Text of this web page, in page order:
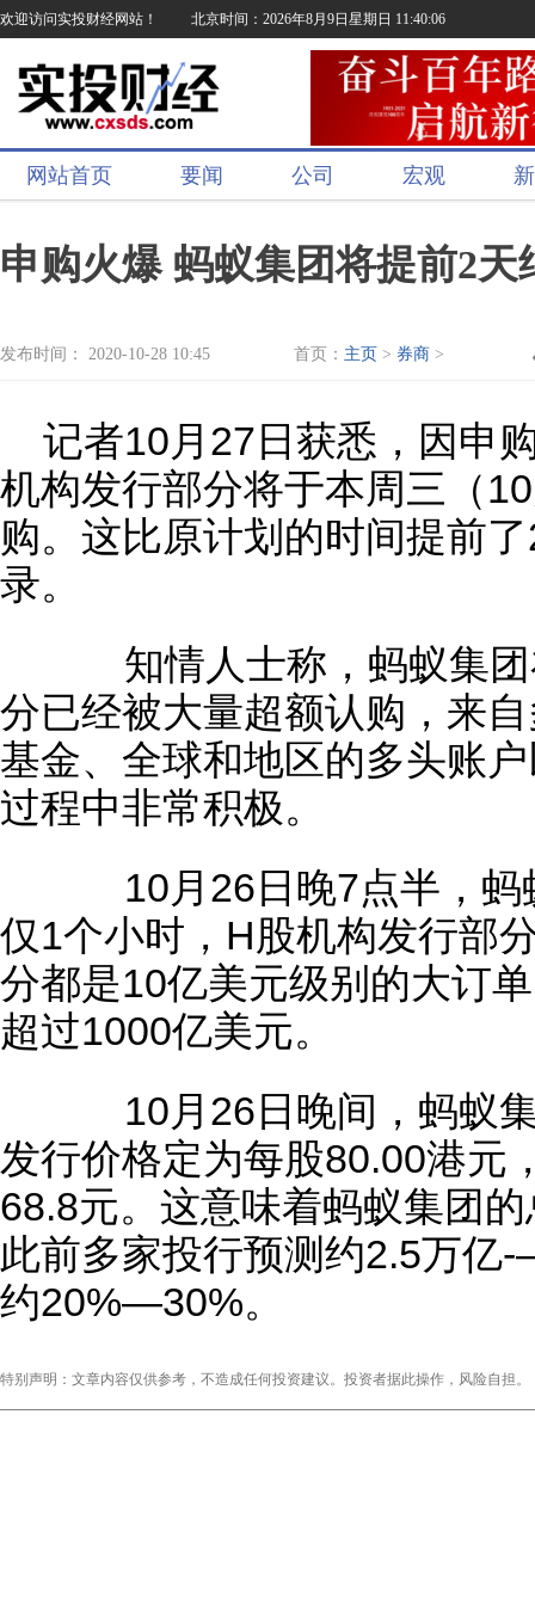
欢迎访问实投财经网站！ 北京时间：2026年8月9日星期日 11:40:06
网站首页 要闻 公司 宏观
申购火爆 蚂蚁集团将提前2
发布时间： 2020-10-28 10:45 首页： 主页 > 券商 >
记者10月27日获悉，因申
机构发行部分将于本周三（
购。这比原计划的时间提前
录。
知情人士称，蚂蚁集团
分已经被大量超额认购，来
基金、全球和地区的多头账
过程中非常积极。
10月26日晚7点半，蚂
仅1个小时，H股机构发行部
分都是10亿美元级别的大订
超过1000亿美元。
10月26日晚间，蚂蚁集
发行价格定为每股80.00港元
68.8元。这意味着蚂蚁集团
此前多家投行预测约2.5万亿
约20%—30%。
特别声明：文章内容仅供参考，不造成任何投资建议。投资者据此操作，风险自担。